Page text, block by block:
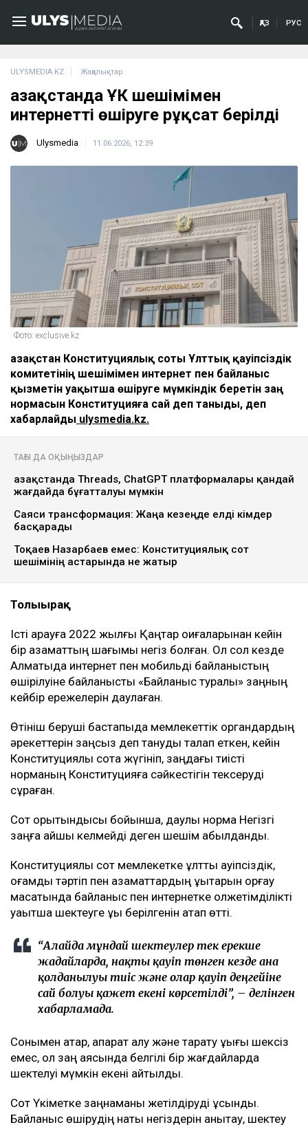
ҚАЗ РУС
ULYSMEDIA.KZ Жаңалықтар
Қазақстанда ҰҚК шешімімен
интернетті өшіруге рұқсат берілді
Ulysmedia 11.06.2026, 12:39
Фото: exclusive.kz
Қазақстан Конституциялық соты Ұлттық қауіпсіздік
комитетінің шешімімен интернет пен байланыс
қызметін уақытша өшіруге мүмкіндік беретін заң
нормасын Конституцияға сай деп таныды, деп
хабарлайды ulysmedia.kz.
ТАҒЫ ДА ОҚЫҢЫЗДАР
Қазақстанда Threads, ChatGPT платформалары қандай
жағдайда бұғатталуы мүмкін
Саяси трансформация: Жаңа кезеңде елді кімдер
басқарады
Тоқаев Назарбаев емес: Конституциялық сот
шешімінің астарында не жатыр
Толығырақ
Істі қарауға 2022 жылғы Қаңтар оқиғаларынан кейін
бір азаматтың шағымы негіз болған. Ол сол кезде
Алматыда интернет пен мобильді байланыстың
өшірілуіне байланысты «Байланыс туралы» заңның
кейбір ережелерін даулаған.
Өтініш беруші бастапқыда мемлекеттік органдардың
әрекеттерін заңсыз деп тануды талап еткен, кейін
Конституциялық сотқа жүгініп, заңдағы тиісті
норманың Конституцияға сәйкестігін тексеруді
сұраған.
Сот қорытындысы бойынша, даулы норма Негізгі
заңға қайшы келмейді деген шешім қабылданды.
Конституциялық сот мемлекетке ұлттық қауіпсіздік,
қоғамдық тәртіп пен азаматтардың құқықтарын қорғау
мақсатында байланыс пен интернетке қолжетімділікті
уақытша шектеуге құқық берілгенін атап өтті.
“Алайда мұндай шектеулер тек ерекше
жағдайларда, нақты қауіп төнген кезде ғана
қолданылуы тиіс және олар қауіп деңгейіне
сай болуы қажет екені көрсетілді”, – делінген
хабарламада.
Сонымен қатар, ақпарат алу және тарату құқығы шексіз
емес, ол заң аясында белгілі бір жағдайларда
шектелуі мүмкін екені айтылды.
Сот Үкіметке заңнаманы жетілдіруді ұсынды.
Байланыс өшірудің нақты негіздерін анықтау, шектеу